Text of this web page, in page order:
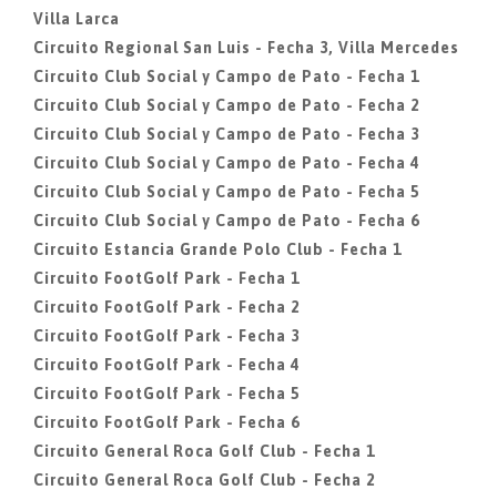
Villa Larca
Circuito Regional San Luis - Fecha 3, Villa Mercedes
Circuito Club Social y Campo de Pato - Fecha 1
Circuito Club Social y Campo de Pato - Fecha 2
Circuito Club Social y Campo de Pato - Fecha 3
Circuito Club Social y Campo de Pato - Fecha 4
Circuito Club Social y Campo de Pato - Fecha 5
Circuito Club Social y Campo de Pato - Fecha 6
Circuito Estancia Grande Polo Club - Fecha 1
Circuito FootGolf Park - Fecha 1
Circuito FootGolf Park - Fecha 2
Circuito FootGolf Park - Fecha 3
Circuito FootGolf Park - Fecha 4
Circuito FootGolf Park - Fecha 5
Circuito FootGolf Park - Fecha 6
Circuito General Roca Golf Club - Fecha 1
Circuito General Roca Golf Club - Fecha 2